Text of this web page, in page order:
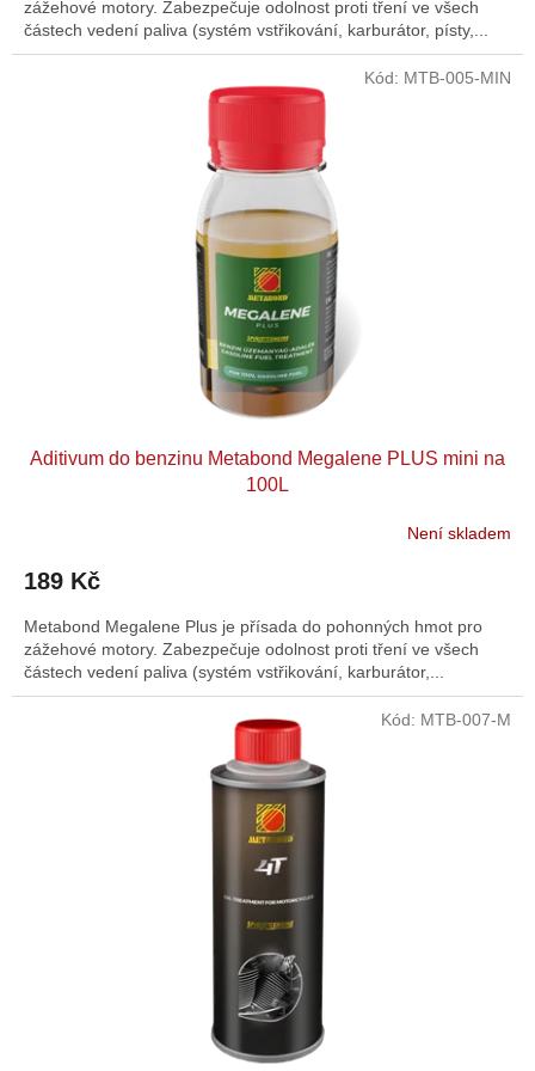
zážehové motory. Zabezpečuje odolnost proti tření ve všech
částech vedení paliva (systém vstřikování, karburátor, písty,...
Aditivum do benzinu Metabond Megalene PLUS mini na
100L
Není skladem
189 Kč
Metabond Megalene Plus je přísada do pohonných hmot pro
zážehové motory. Zabezpečuje odolnost proti tření ve všech
částech vedení paliva (systém vstřikování, karburátor,...
Kód: MTB-005-MIN
Kód: MTB-007-M